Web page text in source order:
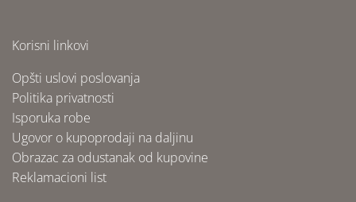
Korisni linkovi
Opšti uslovi poslovanja
Politika privatnosti
Isporuka robe
Ugovor o kupoprodaji na daljinu
Obrazac za odustanak od kupovine
Reklamacioni list